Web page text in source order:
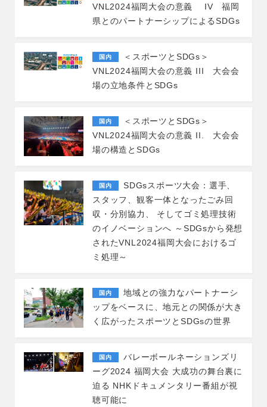
VNL2024福岡大会の意義 IV 福岡
県とのパートナーシップによるSDGs
国内
＜スポーツとSDGs＞
VNL2024福岡大会の意義 III 大会会
場の立地条件とSDGs
国内
＜スポーツとSDGs＞
VNL2024福岡大会の意義 II. 大会会
場の構造とSDGs
国内
SDGsスポーツ大会：選手、
スタッフ、観客一体となったごみ回
収・分別協力、 そしてゴミ処理技術
のイノベーションへ ～SDGsから発想
されたVNL2024福岡大会におけるゴ
ミ処理～
国内
地域との強力なパートナーシ
ップをベースに、地元との関係が大き
く広がったスポーツとSDGsの世界
国内
バレーボールネーションズリ
ーグ2024 福岡大会 大成功の舞台裏に
迫る NHKドキュメンタリー番組が視
聴可能に